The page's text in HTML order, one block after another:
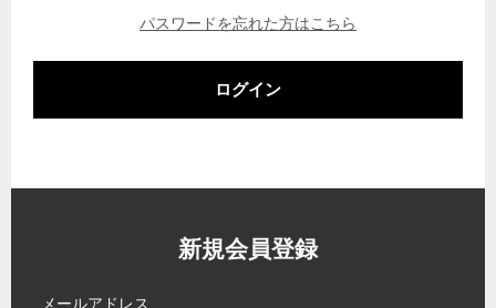
パスワードを忘れた方はこちら
ログイン
新規会員登録
メールアドレス